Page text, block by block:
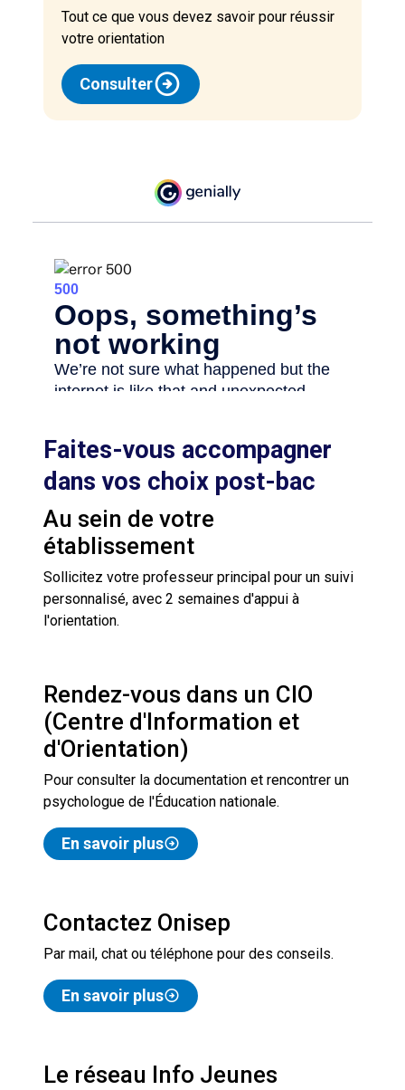
Tout ce que vous devez savoir pour réussir
votre orientation
Consulter
Faites-vous accompagner
dans vos choix post-bac
Au sein de votre
établissement
Sollicitez votre professeur principal pour un suivi
personnalisé, avec 2 semaines d'appui à
l'orientation.
Rendez-vous dans un CIO
(Centre d'Information et
d'Orientation)
Pour consulter la documentation et rencontrer un
psychologue de l'Éducation nationale.
En savoir plus
Contactez Onisep
Par mail, chat ou téléphone pour des conseils.
En savoir plus
Le réseau Info Jeunes